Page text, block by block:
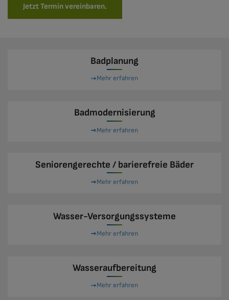
Jetzt Termin vereinbaren.
Badplanung
Mehr erfahren
Badmodernisierung
Mehr erfahren
Seniorengerechte / barierefreie Bäder
Mehr erfahren
Wasser-Versorgungssysteme
Mehr erfahren
Wasseraufbereitung
Mehr erfahren